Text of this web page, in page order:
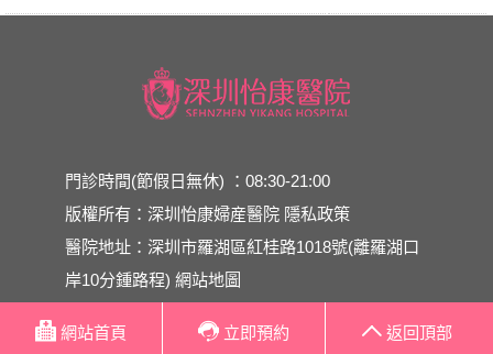
門診時間(節假日無休) ：08:30-21:00
版權所有：深圳怡康婦産醫院 隱私政策
醫院地址：深圳市羅湖區紅桂路1018號(離羅湖口
岸10分鍾路程)網站地圖
網站首頁 立即預約 返回頂部